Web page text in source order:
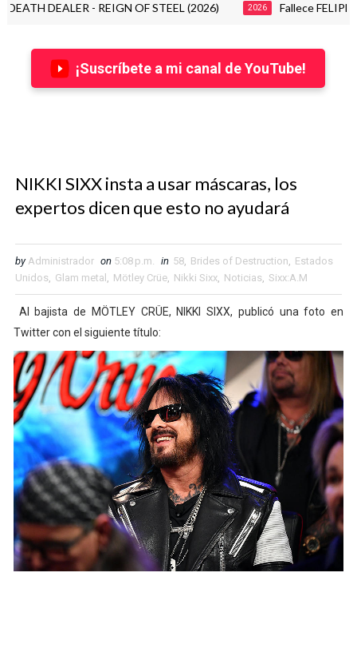
- REIGN OF STEEL (2026) 2026 Fallece FELIPE STAITI
¡Suscríbete a mi canal de YouTube!
NIKKI SIXX insta a usar máscaras, los
expertos dicen que esto no ayudará
by Administrador on 5:08 p.m. in 58, Brides of Destruction, Estados
Unidos, Glam metal , Mötley Crüe, Nikki Sixx, Noticias, Sixx:A.M
Al bajista de MÖTLEY CRÜE, NIKKI SIXX, publicó una foto en
Twitter con el siguiente título: